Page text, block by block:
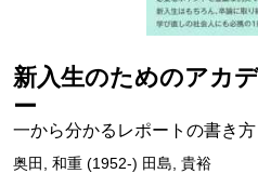
新入生のためのアカ
ー
一から分かるレポートの書き方
奥田, 和重 (1952-) 田島, 貴裕